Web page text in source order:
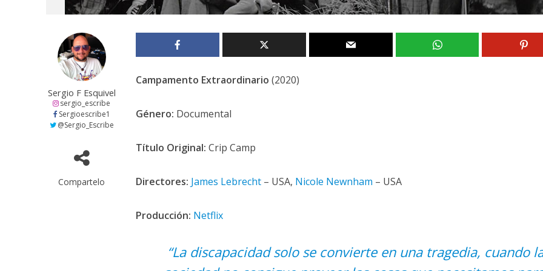
Sergio F Esquivel
sergio_escribe
Sergioescribe1
@Sergio_Escribe
Compartelo
Campamento Extraordinario (2020)
Género: Documental
Título Original: Crip Camp
Directores: James Lebrecht – USA, Nicole Newnham – USA
Producción: Netflix
“La discapacidad solo se convierte en una tragedia, cuando